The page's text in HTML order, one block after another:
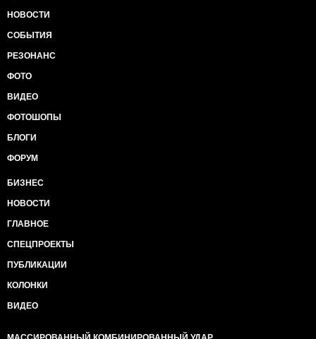
НОВОСТИ
СОБЫТИЯ
РЕЗОНАНС
ФОТО
ВИДЕО
ФОТОШОПЫ
БЛОГИ
ФОРУМ
БИЗНЕС
НОВОСТИ
ГЛАВНОЕ
СПЕЦПРОЕКТЫ
ПУБЛИКАЦИИ
КОЛОНКИ
ВИДЕО